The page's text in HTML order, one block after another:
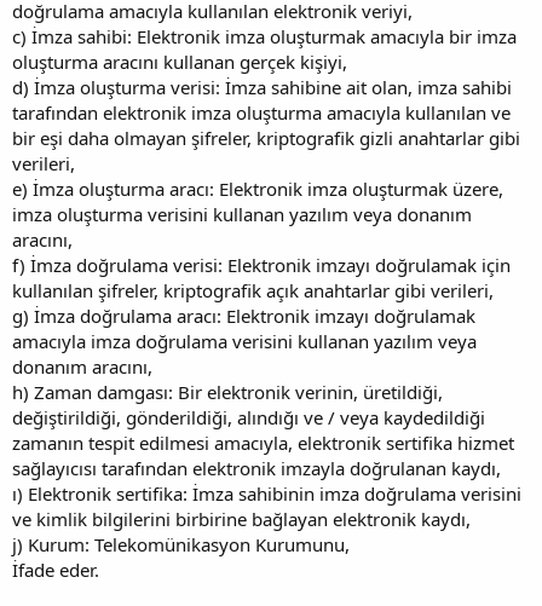
doğrulama amacıyla kullanılan elektronik veriyi,
c) İmza sahibi: Elektronik imza oluşturmak amacıyla bir imza
oluşturma aracını kullanan gerçek kişiyi,
d) İmza oluşturma verisi: İmza sahibine ait olan, imza sahibi
tarafından elektronik imza oluşturma amacıyla kullanılan ve
bir eşi daha olmayan şifreler, kriptografik gizli anahtarlar gibi
verileri,
e) İmza oluşturma aracı: Elektronik imza oluşturmak üzere,
imza oluşturma verisini kullanan yazılım veya donanım
aracını,
f) İmza doğrulama verisi: Elektronik imzayı doğrulamak için
kullanılan şifreler, kriptografik açık anahtarlar gibi verileri,
g) İmza doğrulama aracı: Elektronik imzayı doğrulamak
amacıyla imza doğrulama verisini kullanan yazılım veya
donanım aracını,
h) Zaman damgası: Bir elektronik verinin, üretildiği,
değiştirildiği, gönderildiği, alındığı ve / veya kaydedildiği
zamanın tespit edilmesi amacıyla, elektronik sertifika hizmet
sağlayıcısı tarafından elektronik imzayla doğrulanan kaydı,
ı) Elektronik sertifika: İmza sahibinin imza doğrulama verisini
ve kimlik bilgilerini birbirine bağlayan elektronik kaydı,
j) Kurum: Telekomünikasyon Kurumunu,
İfade eder.